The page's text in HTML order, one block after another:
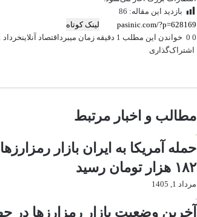
بازدید این مقاله: 86
لینک کوتاه
اقتصاد آنلاینخرداد 11, 1404 0
خواندن این مطلب 1 دقیقه زمان میبرد
اشتراک‌گذاری
مطالب و اخبار مرتبط
۱۸۲ هزار تومان رسید
مرداد 1, 1405
آخرین وضعیت بازار رمزارزها در